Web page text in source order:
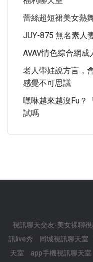
蕾絲超短裙美女熱
JUY-875 無名素人
AVAV情色綜合網成
老人帶娃說方言，
感覺不可思議
嘿咻越來越沒Fu？
試嗎
視訊聊天交友-美女裸聊
訊live秀
同城視訊聊天室
天室
app手機視訊聊天室